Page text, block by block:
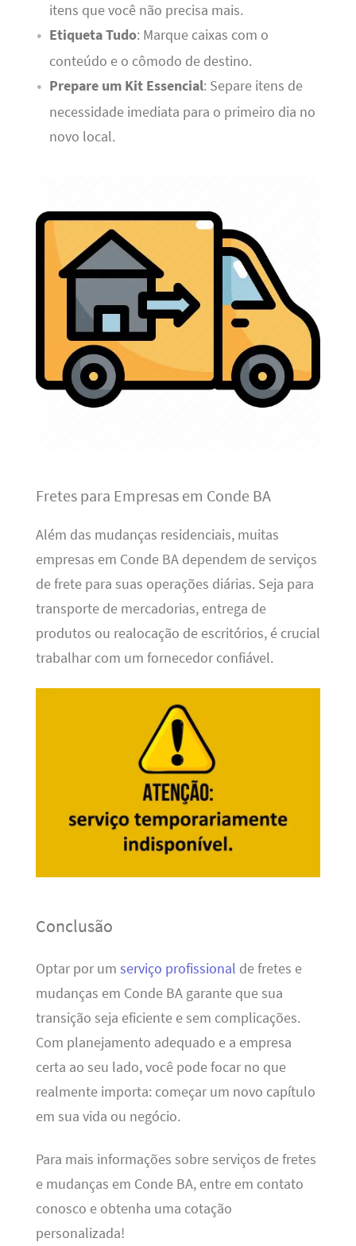
itens que você não precisa mais.
Etiqueta Tudo: Marque caixas com o
conteúdo e o cômodo de destino.
Prepare um Kit Essencial: Separe itens de
necessidade imediata para o primeiro dia no
novo local.
Fretes para Empresas em Conde BA
Além das mudanças residenciais, muitas
empresas em Conde BA dependem de serviços
de frete para suas operações diárias. Seja para
transporte de mercadorias, entrega de
produtos ou realocação de escritórios, é crucial
trabalhar com um fornecedor confiável.
Conclusão
Optar por um serviço profissional de fretes e
mudanças em Conde BA garante que sua
transição seja eficiente e sem complicações.
Com planejamento adequado e a empresa
certa ao seu lado, você pode focar no que
realmente importa: começar um novo capítulo
em sua vida ou negócio.
Para mais informações sobre serviços de fretes
e mudanças em Conde BA, entre em contato
conosco e obtenha uma cotação
personalizada!